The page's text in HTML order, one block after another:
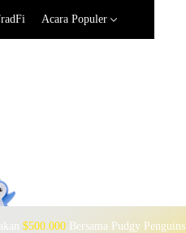
Acara Populer
$500.000 Bersama Pudgy Penguins